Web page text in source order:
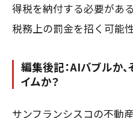
得税を納付する必要があ
税務上の罰金を招く可能
編集後記：AIバブルか
イムか？
サンフランシスコの不動